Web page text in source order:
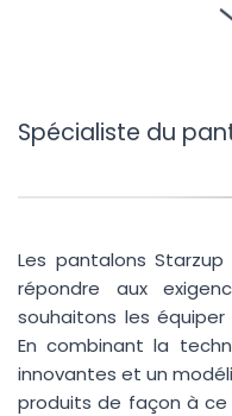
Spécialiste du
Les pantalons
répondre aux
souhaitons les
En combinant la
innovantes et un
produits de façon à ce